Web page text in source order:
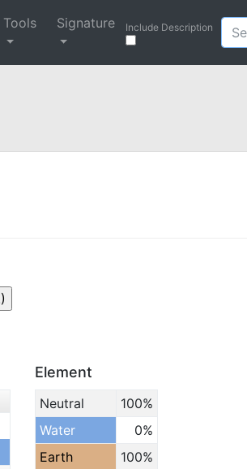
Tools Signature Include Description
Element
Neutral
100%
Water
0%
Earth
100%